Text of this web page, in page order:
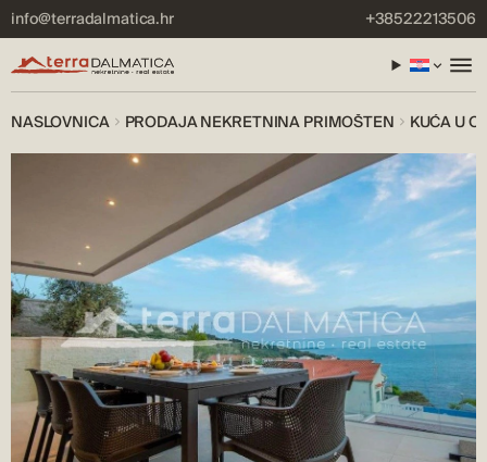
info@terradalmatica.hr +38522213506
NASLOVNICA PRODAJA NEKRETNINA PRIMOŠTEN KUĆA U